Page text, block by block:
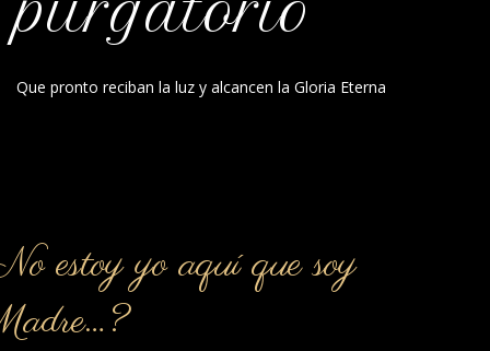
Que pronto reciban la luz y alcancen la Gloria Eterna
estoy yo aquí que soy